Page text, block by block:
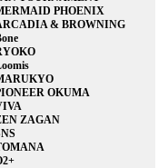
PHOENIX
& BROWNING
OKUMA
ZAGAN